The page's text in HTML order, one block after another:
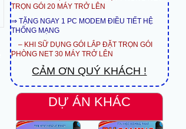
TRỌN GÓI 20 MÁY TRỞ LÊN
⇒ TẶNG NGAY 1 PC MODEM ĐIỀU TIẾT HỆ
THỐNG MẠNG
– KHI SỮ DỤNG GÓI LẮP ĐẶT TRỌN GÓI
PHÒNG NET 30 MÁY TRỞ LÊN
CẢM ƠN QUÝ KHÁCH !
DỰ ÁN KHÁC